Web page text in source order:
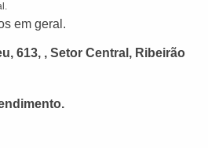
em geral.
613, , Setor Central, Ribeirão